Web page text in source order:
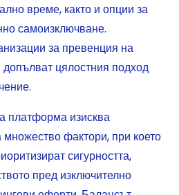
време, както и опции за
самоизключване.
за превенция на
цялостния подход
платформа изисква
фактори, при което
сигурността,
пред изключително